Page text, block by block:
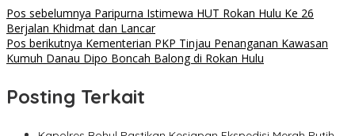
Navigasi
pos
Pos sebelumnya Paripurna Istimewa HUT Rokan Hulu Ke 26
Berjalan Khidmat dan Lancar
Pos berikutnya Kementerian PKP Tinjau Penanganan Kawasan
Kumuh Danau Dipo Boncah Balong di Rokan Hulu
Posting Terkait